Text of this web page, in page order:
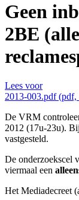
Geen
2BE
Lees voor
2013-003.pdf
De VRM
2012 (17u-23u).
vastgesteld.
De onderzoekscel
viermaal een
Het Mediadecreet